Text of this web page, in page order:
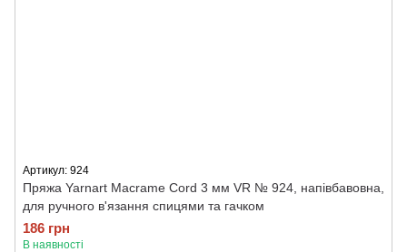
Артикул: 924
Пряжа Yarnart Macrame Cord 3 мм VR № 924, напівбавовна,
для ручного в'язання спицями та гачком
186 грн
В наявності